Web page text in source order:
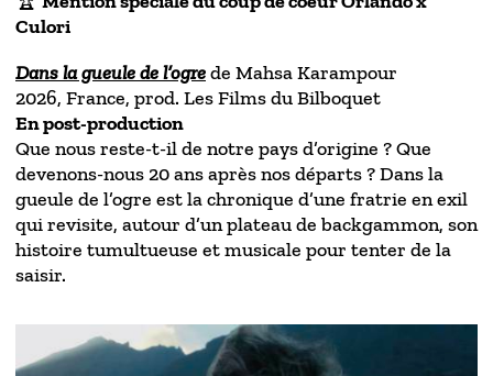
Culori
Dans la gueule de l’ogre de Mahsa Karampour
2026, France, prod. Les Films du Bilboquet
En post-production
Que nous reste-t-il de notre pays d’origine ? Que
devenons-nous 20 ans après nos départs ? Dans la
gueule de l’ogre est la chronique d’une fratrie en exil
qui revisite, autour d’un plateau de backgammon, son
histoire tumultueuse et musicale pour tenter de la
saisir.